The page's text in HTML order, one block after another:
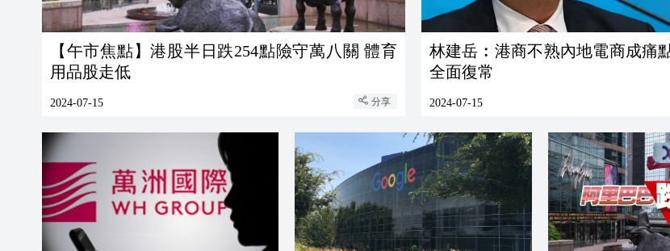
【午市焦點】港股半日跌254點險守萬八關 體育
用品股走低
2024-07-15 分享
林建岳︰港商不熟內地電商成痛
全面復常
2024-07-15